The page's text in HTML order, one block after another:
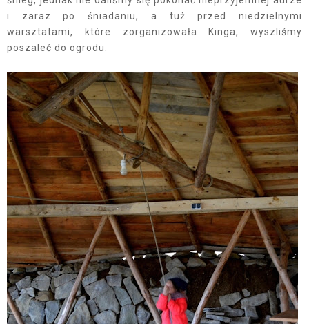
i zaraz po śniadaniu, a tuż przed niedzielnymi
warsztatami, które zorganizowała Kinga, wyszliśmy
poszaleć do ogrodu.